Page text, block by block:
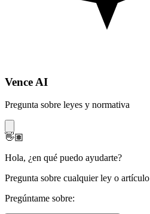
Vence AI
Pregunta sobre leyes y normativa
👋🏽
Hola, ¿en qué puedo ayudarte?
Pregunta sobre cualquier ley o artículo
Pregúntame sobre: